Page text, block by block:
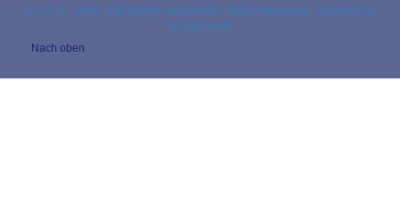
(C) 2014 - 2025. Alle Rechte vorbehalten. Markt Schliersee. Realisierung
TouriM GmbH.
Nach oben